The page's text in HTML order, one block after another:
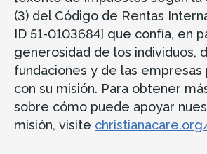
(3) del Código de Rentas
ID 51-0103684] que confía, en
generosidad de los individuos,
fundaciones y de las empresas
con su misión. Para obtener
sobre cómo puede apoyar
misión, visite